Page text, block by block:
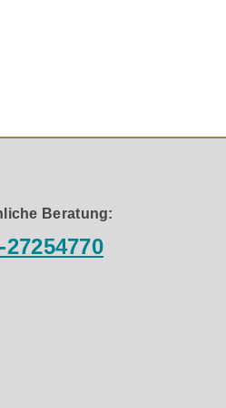
deren raffinierte Linienführung
auf und sind mit
an den Fronten der
Beratung:
27254770